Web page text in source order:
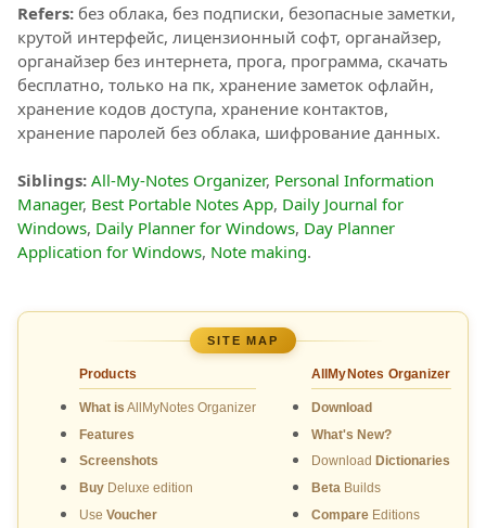
Refers: без облака, без подписки, безопасные заметки,
крутой интерфейс, лицензионный софт, органайзер,
органайзер без интернета, прога, программа, скачать
бесплатно, только на пк, хранение заметок офлайн,
хранение кодов доступа, хранение контактов,
хранение паролей без облака, шифрование данных.
Siblings: All-My-Notes Organizer, Personal Information
Manager, Best Portable Notes App, Daily Journal for
Windows, Daily Planner for Windows, Day Planner
Application for Windows, Note making.
SITE MAP
Products
What is AllMyNotes Organizer
Features
Screenshots
BuyDeluxe edition
Use Voucher
AllMyNotes Organizer
Download
What's New?
Download Dictionaries
BetaBuilds
CompareEditions